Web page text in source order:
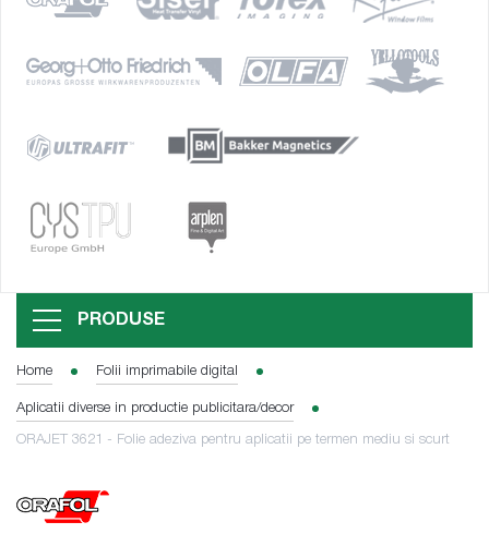
PRODUSE
Home Folii imprimabile digital
Aplicatii diverse in productie publicitara/decor
ORAJET 3621 - Folie adeziva pentru aplicatii pe termen mediu si scurt